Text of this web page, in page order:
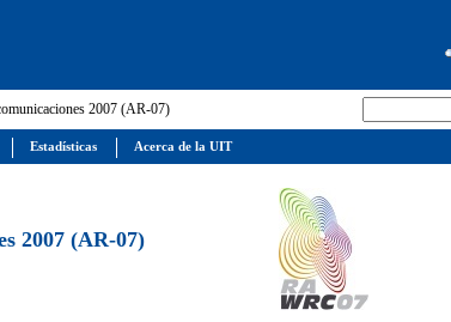
2007 (AR-07)
2007 (AR-07)
Estadísticas Acerca de la UIT